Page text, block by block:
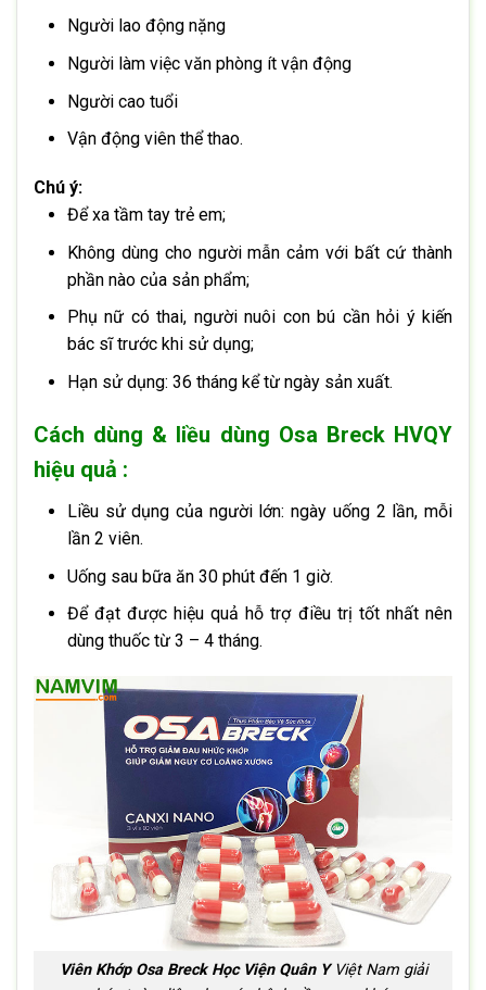
Người lao động nặng
Người làm việc văn phòng ít vận động
Người cao tuổi
Vận động viên thể thao.
Chú ý:
Để xa tầm tay trẻ em;
Không dùng cho người mẫn cảm với bất cứ thành
phần nào của sản phẩm;
Phụ nữ có thai, người nuôi con bú cần hỏi ý kiến
bác sĩ trước khi sử dụng;
Hạn sử dụng: 36 tháng kể từ ngày sản xuất.
Cách dùng & liều dùng Osa Breck HVQY
hiệu quả :
Liều sử dụng của người lớn: ngày uống 2 lần, mỗi
lần 2 viên.
Uống sau bữa ăn 30 phút đến 1 giờ.
Để đạt được hiệu quả hỗ trợ điều trị tốt nhất nên
dùng thuốc từ 3 – 4 tháng.
Viên Khớp Osa Breck Học Viện Quân YViệt Nam giải